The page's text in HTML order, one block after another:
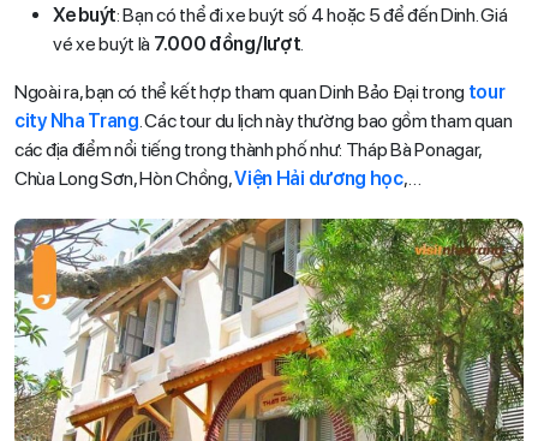
Xe buýt: Bạn có thể đi xe buýt số 4 hoặc 5 để đến Dinh. Giá
vé xe buýt là 7.000 đồng/lượt
Ngoài ra, bạn có thể kết hợp tham quan Dinh Bảo Đại trong tour
city Nha Trang . Các tour du lịch này thường bao gồm tham quan
các địa điểm nổi tiếng trong thành phố như: Tháp Bà Ponagar,
Chùa Long Sơn, Hòn Chồng,Viện Hải dương học,…